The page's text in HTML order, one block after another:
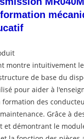
montre intuitivement
de base du
pour aider à
des
Grâce à
et démontrant le